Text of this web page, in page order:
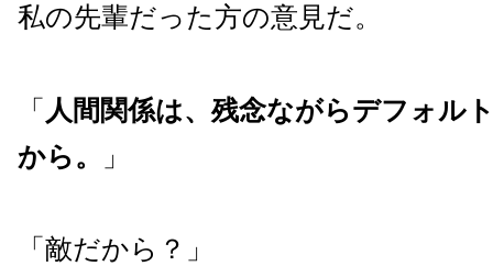
私の先輩だった方の意見だ。
「 人間関係は、残念ながらデフォル
から。
」
「敵だから？」